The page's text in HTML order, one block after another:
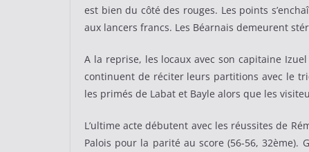
est bien du côté des rouges. Les points
aux lancers francs. Les Béarnais demeurent
A la reprise, les locaux avec son capitaine
continuent de réciter leurs partitions avec le
les primés de Labat et Bayle alors que les
L’ultime acte débutent avec les réussites de
Palois pour la parité au score (56-56, 32ème).